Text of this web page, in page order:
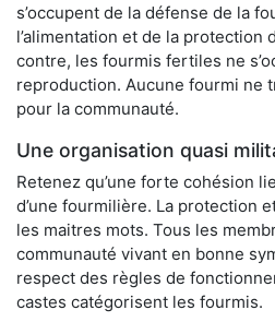
s’occupent de la défense de la
l’alimentation et de la protection
contre, les fourmis fertiles ne
reproduction. Aucune fourmi ne
pour la communauté.
Une organisation quasi
Retenez qu’une forte cohésion
d’une fourmilière. La protection
les maitres mots. Tous les
communauté vivant en bonne
respect des règles de
castes catégorisent les fourmis.